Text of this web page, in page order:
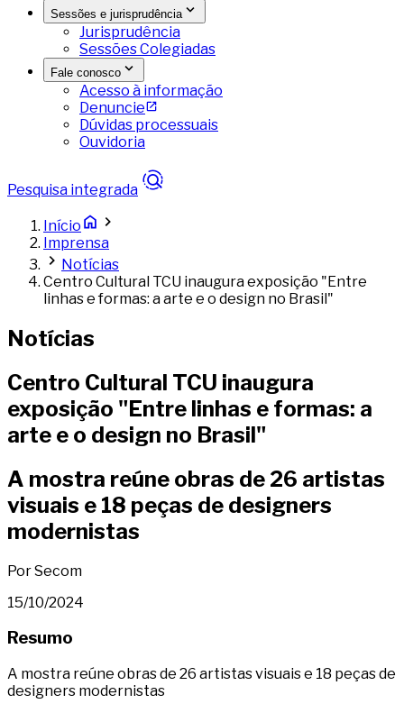
Sessões e jurisprudência
Jurisprudência
Sessões Colegiadas
Fale conosco
Acesso à informação
Denuncie
Dúvidas processuais
Ouvidoria
Pesquisa integrada
Início
Imprensa
Notícias
Centro Cultural TCU inaugura exposição "Entre
linhas e formas: a arte e o design no Brasil"
Notícias
Centro Cultural TCU inaugura
exposição "Entre linhas e formas: a
arte e o design no Brasil"
A mostra reúne obras de 26 artistas
visuais e 18 peças de designers
modernistas
Por Secom
15/10/2024
Resumo
A mostra reúne obras de 26 artistas visuais e 18 peças de
designers modernistas